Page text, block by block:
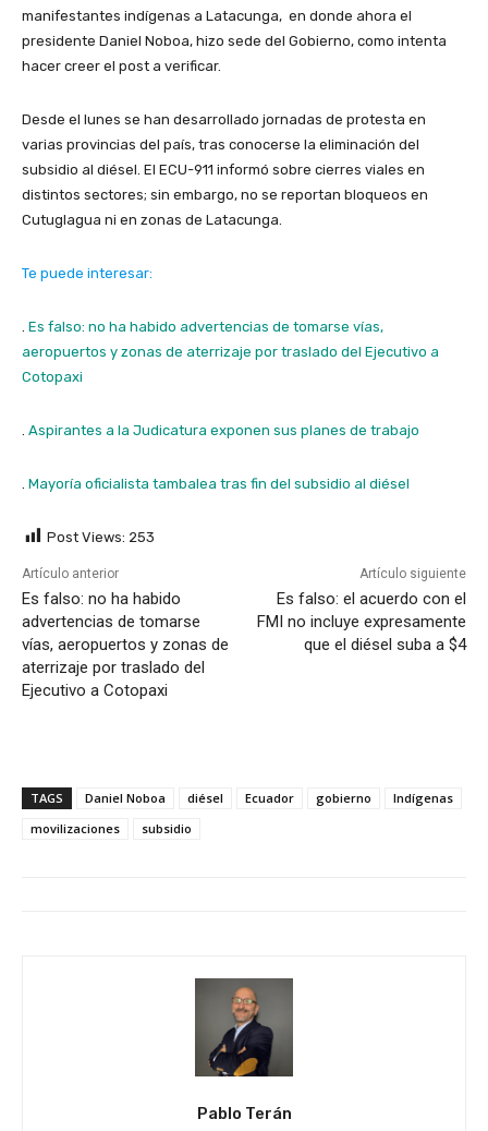
manifestantes indígenas a Latacunga, en donde ahora el
presidente Daniel Noboa, hizo sede del Gobierno, como intenta
hacer creer el post a verificar.
Desde el lunes se han desarrollado jornadas de protesta en
varias provincias del país, tras conocerse la eliminación del
subsidio al diésel. El ECU-911 informó sobre cierres viales en
distintos sectores; sin embargo, no se reportan bloqueos en
Cutuglagua ni en zonas de Latacunga.
Te puede interesar:
Es falso: no ha habido advertencias de tomarse vías,
aeropuertos y zonas de aterrizaje por traslado del Ejecutivo a
Cotopaxi
Aspirantes a la Judicatura exponen sus planes de trabajo
Mayoría oficialista tambalea tras fin del subsidio al diésel
Post Views: 253
Artículo anterior
Es falso: no ha habido
advertencias de tomarse
vías, aeropuertos y zonas de
aterrizaje por traslado del
Ejecutivo a Cotopaxi
Artículo siguiente
Es falso: el acuerdo con el
FMI no incluye expresamente
que el diésel suba a $4
TAGS Daniel Noboa diésel Ecuador gobierno
Indígenas
movilizaciones
subsidio
Pablo Terán